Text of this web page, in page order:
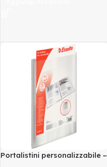
Portalistini personalizzabile –